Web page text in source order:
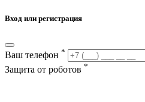
Вход или регистрация
Ваш телефон *
Защита от роботов *